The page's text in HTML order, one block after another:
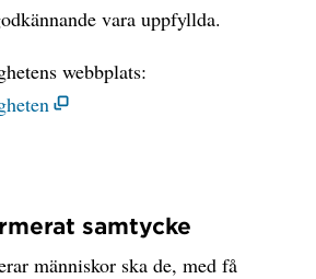
vara uppfyllda.
webbplats:
samtycke
människor ska de, med få